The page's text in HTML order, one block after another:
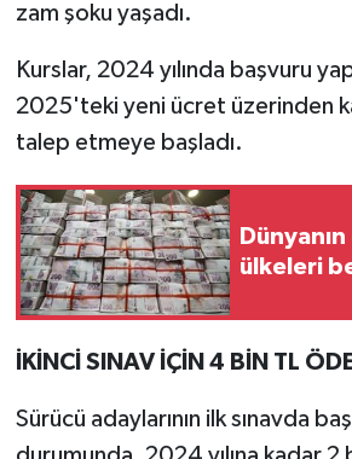
zam şoku yaşadı.
Kurslar, 2024 yılında başvuru
2025'teki yeni ücret üzerinden
talep etmeye başladı.
ülkeleri
İKİNCİ SINAV İÇİN 4 BİN TL
Sürücü adaylarının ilk sınavda